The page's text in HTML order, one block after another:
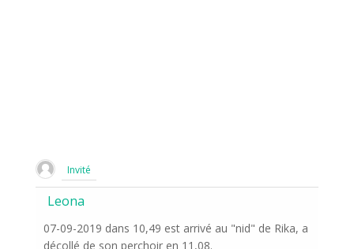
Invité
Leona
07-09-2019 dans 10,49 est arrivé au "nid" de Rika, a
décollé de son perchoir en 11,08.